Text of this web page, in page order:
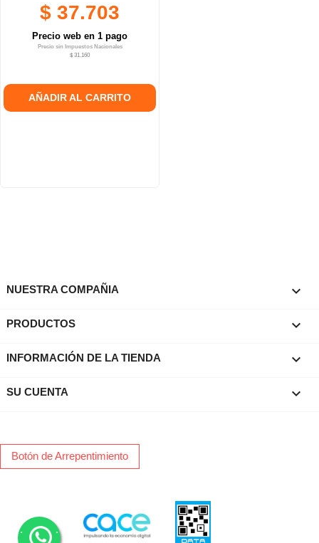
$ 37.703
Precio web en 1 pago
Precio sin Impuestos Nacionales
$ 31.160
AÑADIR AL CARRITO
NUESTRA COMPAÑIA 
PRODUCTOS 
INFORMACIÓN DE LA TIENDA keyboard_arrow_down
SU CUENTA 
Botón de Arrepentimiento
. .